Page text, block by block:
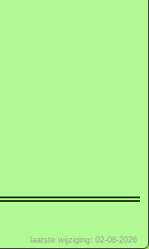
laatste wijziging: 02-08-2026